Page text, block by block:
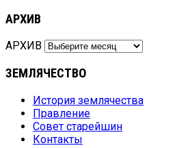
АРХИВ
АРХИВ
ЗЕМЛЯЧЕСТВО
История землячества
Правление
Совет старейшин
Контакты